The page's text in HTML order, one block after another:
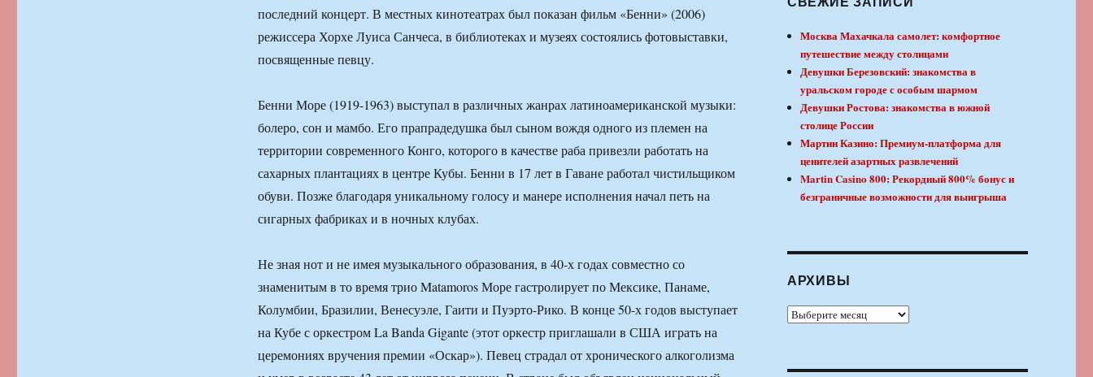
последний концерт. В местных кинотеатрах был показан фильм «Бенни» (2006)
режиссера Хорхе Луиса Санчеса, в библиотеках и музеях состоялись фотовыставки,
посвященные певцу.
Бенни Море (1919-1963) выступал в различных жанрах латиноамериканской музыки:
болеро, сон и мамбо. Его прапрадедушка был сыном вождя одного из племен на
территории современного Конго, которого в качестве раба привезли работать на
сахарных плантациях в центре Кубы. Бенни в 17 лет в Гаване работал чистильщиком
обуви. Позже благодаря уникальному голосу и манере исполнения начал петь на
сигарных фабриках и в ночных клубах.
Не зная нот и не имея музыкального образования, в 40-х годах совместно со
знаменитым в то время трио Matamoros Море гастролирует по Мексике, Панаме,
Колумбии, Бразилии, Венесуэле, Гаити и Пуэрто-Рико. В конце 50-х годов выступает
на Кубе с оркестром La Banda Gigante (этот оркестр приглашали в США играть на
церемониях вручения премии «Оскар»). Певец страдал от хронического алкоголизма
Москва Махачкала самолет: комфортное
путешествие между столицами
Девушки Березовский: знакомства в
уральском городе с особым шармом
Девушки Ростова: знакомства в южной
столице России
Мартин Казино: Премиум-платформа для
ценителей азартных развлечений
Martin Casino 800: Рекордный 800% бонус и
безграничные возможности для выигрыша
АРХИВЫ
Архивы